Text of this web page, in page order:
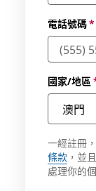
電話號碼*
國家/地區
一經註冊
條款，並
處理你的